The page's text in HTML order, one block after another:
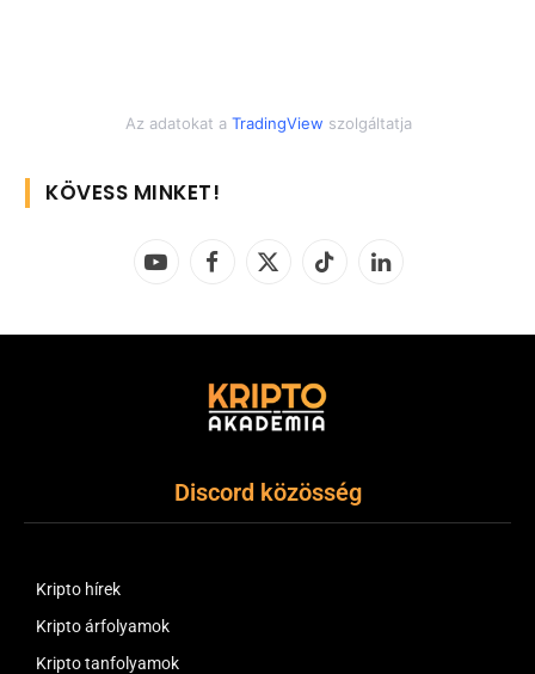
Az adatokat a TradingView szolgáltatja
KÖVESS MINKET!
YouTubeFacebook
X
TikTok LinkedIn
Discord közösség
Kripto hírek
Kripto árfolyamok
Kripto tanfolyamok